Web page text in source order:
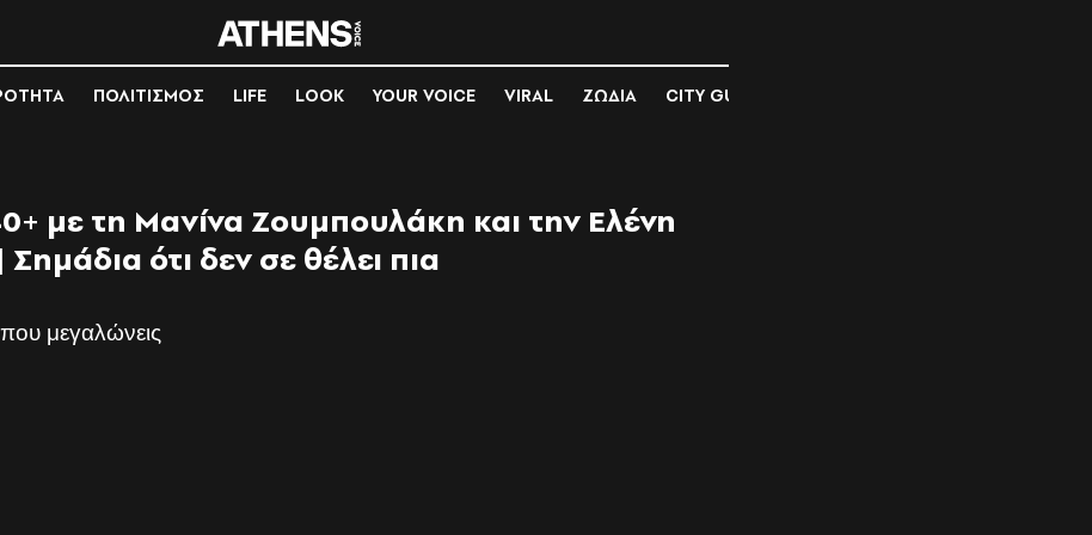
ΠΟΛΙΤΙΣΜΟΣ LIFE LOOK YOUR VOICE VIRAL ΖΩΔΙΑ CITY GUIDE
με τη Μανίνα Ζουμπουλάκη και την Ελένη
ότι δεν σε θέλει πια
μεγαλώνεις